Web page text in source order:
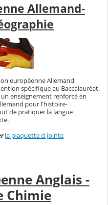
Allemand-
européenne Allemand
spécifique au Baccalauréat.
enseignement renforcé en
pour l'histoire-
de pratiquer la langue
la plaquette ci jointe
Anglais -
Chimie